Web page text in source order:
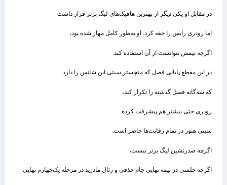
در مقابل او یکی دیگر از بهترین هافبک‌های لیگ برتر قرار داشت
اما رودری رایس را خفه کرد. او به‌طور کامل مهار شده بود،
اگرچه تیمش نتوانست از آن استفاده کند.
در این مقطع پایانی فصل که منچستر سیتی این شانس را دارد
که سه‌گانه فصل گذشته را تکرار کند،
رودری حتی بیشتر هم پیشرفت کرده.
سیتی هنوز در تمام رقابت‌ها حاضر است.
اگرچه صدرنشین لیگ برتر نیست،
اگرچه چلسی در نیمه نهایی جام حذفی و رئال مادرید در مرحله یک‌چهارم‌ نهایی